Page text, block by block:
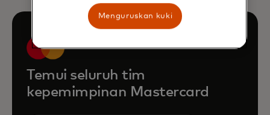
Temui seluruh tim
kepemimpinan Mastercard
Menguruskan kuki